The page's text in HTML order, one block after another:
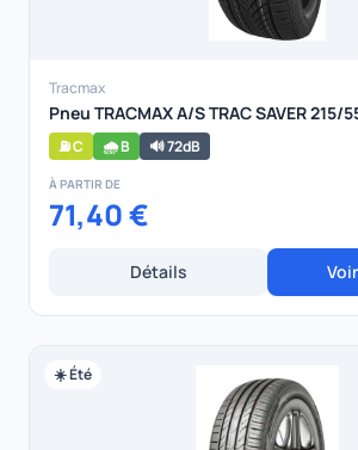
Tracmax
Pneu TRACMAX A/S TRAC SAVER 215/
⛽ C 🌧️ B 🔊 72dB
À PARTIR DE
71,40 €
Détails
☀️ Été